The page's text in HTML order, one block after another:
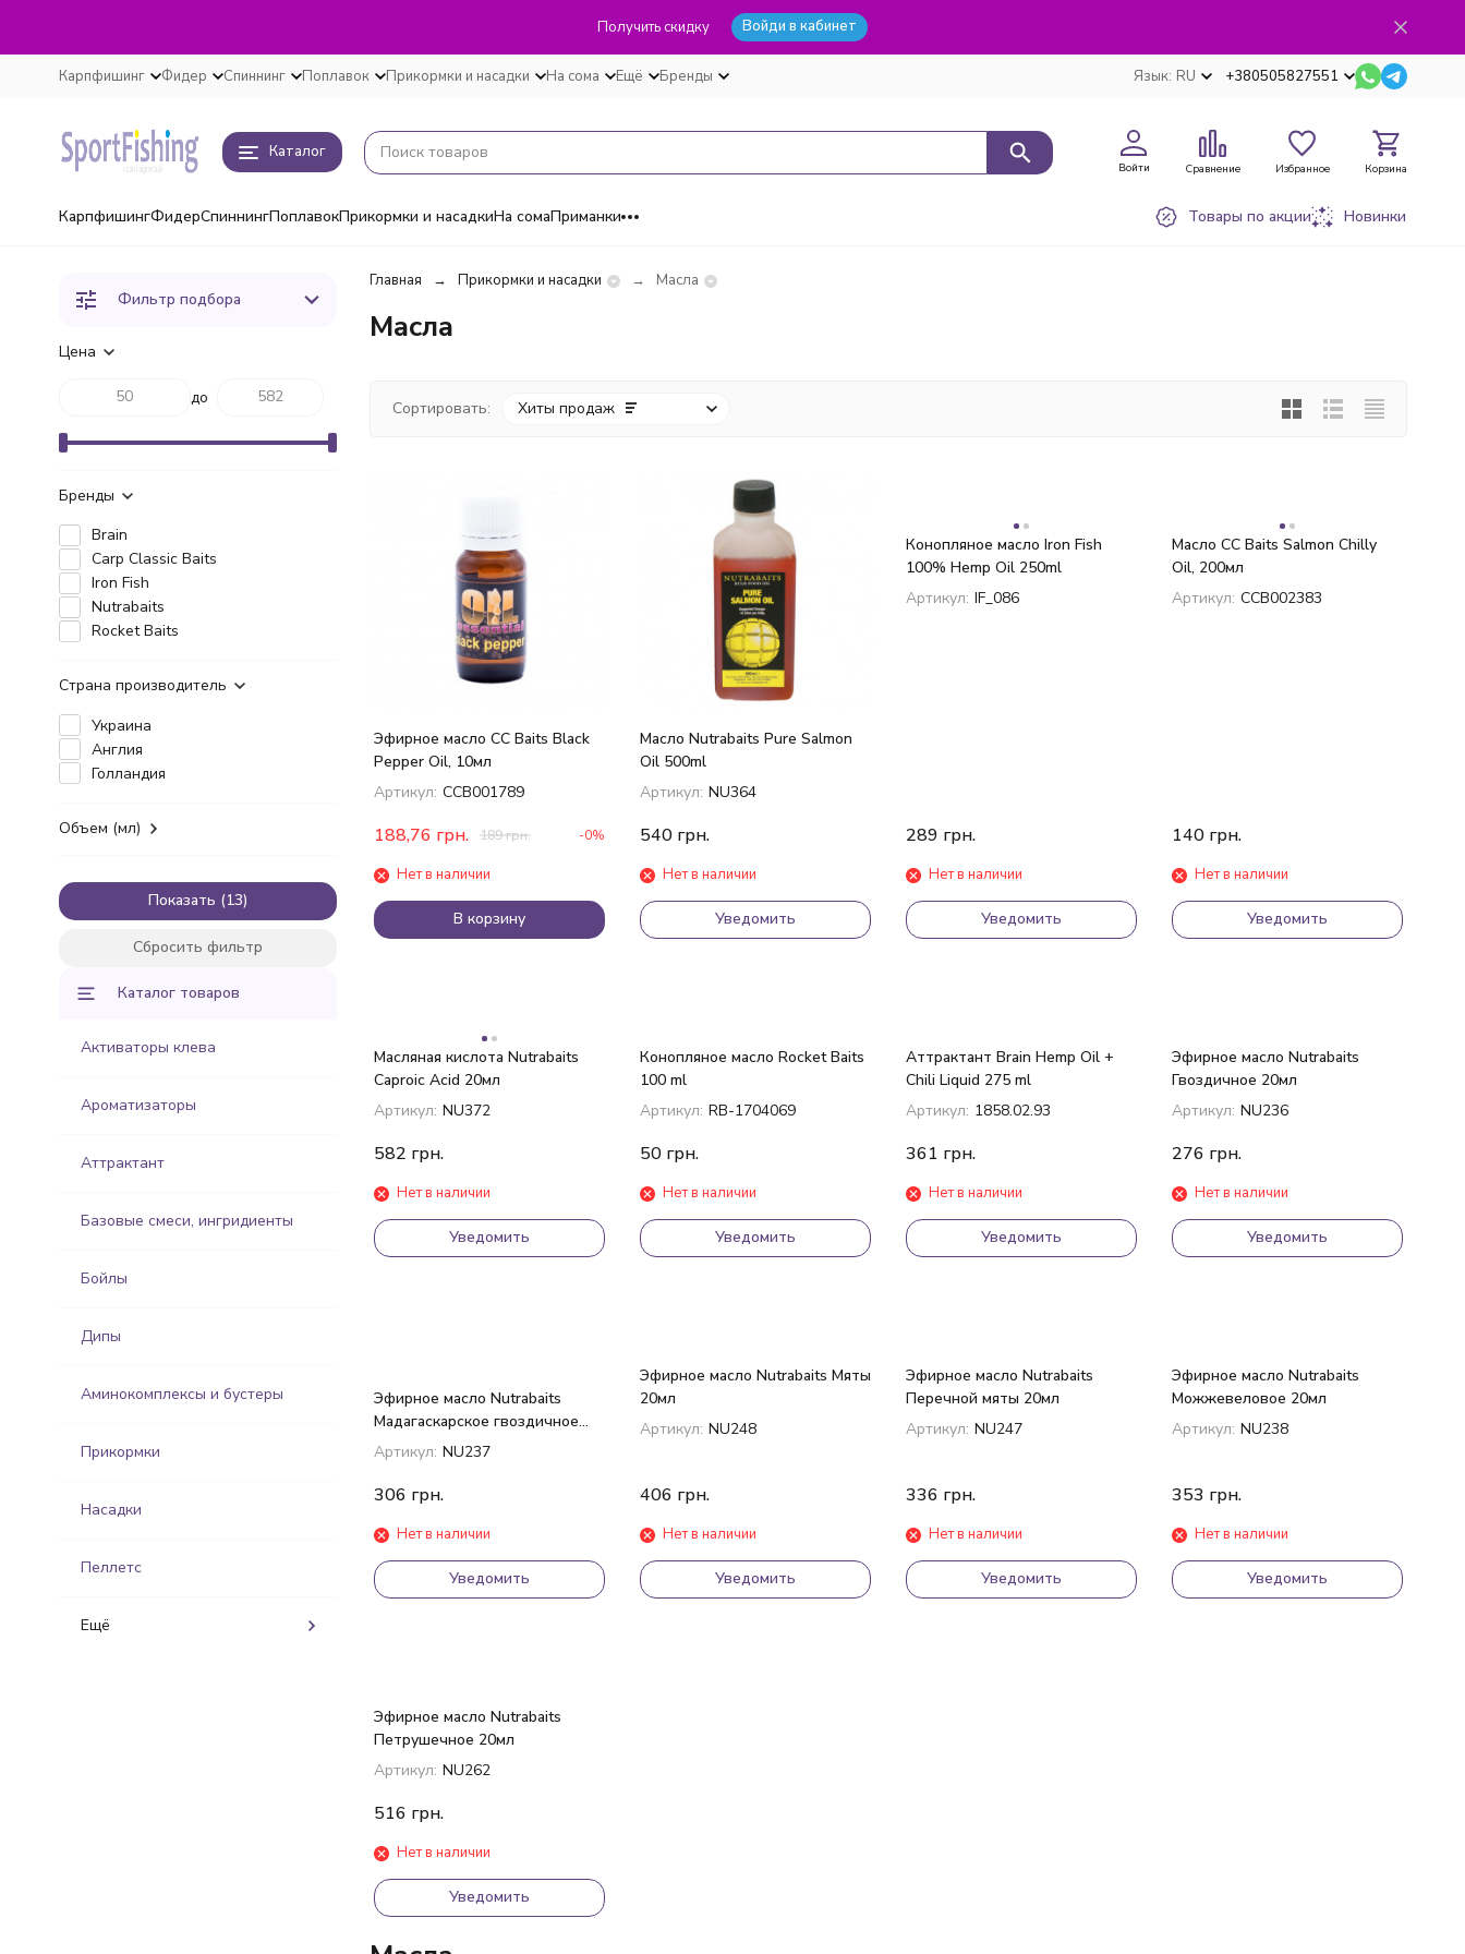
Получить скидку Войди в кабинет
Карпфишинг Фидер Спиннинг Поплавок Прикормки и насадки На сома Ещё Бренды Язык: RU +380505827551
Каталог
Войти Сравнение Избранное Корзина
КарпфишингФидерСпиннингПоплавокПрикормки и насадкиНа сомаПриманки Товары по акции Новинки
Главная Прикормки и насадки Масла
Масла
Сортировать: Хиты продаж
Эфирное масло CC Baits Black
Pepper Oil, 10мл
Артикул: CCB001789
188,76 грн. 189грн. -0%
Нет в наличии
В корзину
Масло Nutrabaits Pure Salmon
Oil 500ml
Артикул: NU364
540 грн.
Нет в наличии
Уведомить
Конопляное масло Iron Fish
100% Hemp Oil 250ml
Артикул: IF_086
289 грн.
Нет в наличии
Уведомить
Масло CC Baits Salmon Chilly
Oil, 200мл
Артикул: CCB002383
140 грн.
Нет в наличии
Уведомить
Масляная кислота Nutrabaits
Caproic Acid 20мл
Артикул: NU372
582 грн.
Нет в наличии
Уведомить
Конопляное масло Rocket Baits
100 ml
Артикул: RB-1704069
50 грн.
Нет в наличии
Уведомить
Аттрактант Brain Hemp Oil +
Chili Liquid 275 ml
Артикул: 1858.02.93
361 грн.
Нет в наличии
Уведомить
Эфирное масло Nutrabaits
Гвоздичное 20мл
Артикул: NU236
276 грн.
Нет в наличии
Уведомить
Эфирное масло Nutrabaits
Мадагаскарское гвоздичное
20мл
Артикул: NU237
306 грн.
Нет в наличии
Уведомить
Эфирное масло Nutrabaits Мяты
20мл
Артикул: NU248
406 грн.
Нет в наличии
Уведомить
Эфирное масло Nutrabaits
Перечной мяты 20мл
Артикул: NU247
336 грн.
Нет в наличии
Уведомить
Эфирное масло Nutrabaits
Можжевеловое 20мл
Артикул: NU238
353 грн.
Нет в наличии
Уведомить
Эфирное масло Nutrabaits
Петрушечное 20мл
Артикул: NU262
516 грн.
Нет в наличии
Уведомить
Фильтр подбора
Цена
до
Бренды
Brain
Carp Classic Baits
Iron Fish
Nutrabaits
Rocket Baits
Страна производитель
Украина
Англия
Голландия
Объем (мл)
Показать
Сбросить фильтр
Каталог товаров
Активаторы клева
Ароматизаторы
Аттрактант
Базовые смеси, ингридиенты
Бойлы
Дипы
Аминокомплексы и бустеры
Прикормки
Насадки
Пеллетс
Ещё